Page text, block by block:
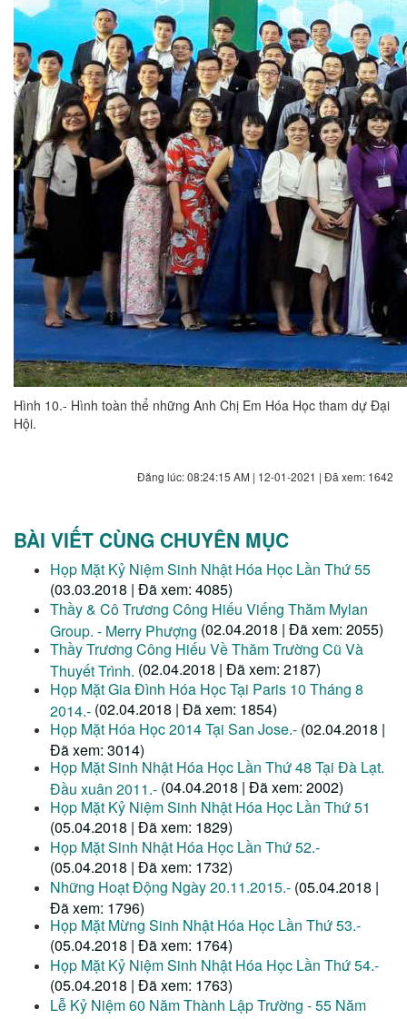
Hình 10.- Hình toàn thể những Anh Chị Em Hóa Học tham dự Đại
Hội.
Đăng lúc: 08:24:15 AM | 12-01-2021 | Đã xem: 1642
BÀI VIẾT CÙNG CHUYÊN MỤC
Họp Mặt Kỷ Niệm Sinh Nhật Hóa Học Lần Thứ 55
(03.03.2018 | Đã xem: 4085)
Thầy & Cô Trương Công Hiếu Viếng Thăm Mylan
Group. - Merry Phượng (02.04.2018 | Đã xem: 2055)
Thầy Trương Công Hiếu Về Thăm Trường Cũ Và
Thuyết Trình. (02.04.2018 | Đã xem: 2187)
Họp Mặt Gia Đình Hóa Học Tại Paris 10 Tháng 8
2014.- (02.04.2018 | Đã xem: 1854)
Họp Mặt Hóa Học 2014 Tại San Jose.- (02.04.2018 |
Đã xem: 3014)
Họp Mặt Sinh Nhật Hóa Học Lần Thứ 48 Tại Đà Lạt.
Đầu xuân 2011.- (04.04.2018 | Đã xem: 2002)
Họp Mặt Kỷ Niệm Sinh Nhật Hóa Học Lần Thứ 51
(05.04.2018 | Đã xem: 1829)
Họp Mặt Sinh Nhật Hóa Học Lần Thứ 52.-
(05.04.2018 | Đã xem: 1732)
Những Hoạt Động Ngày 20.11.2015.- (05.04.2018 |
Đã xem: 1796)
Họp Mặt Mừng Sinh Nhật Hóa Học Lần Thứ 53.-
(05.04.2018 | Đã xem: 1764)
Họp Mặt Kỷ Niệm Sinh Nhật Hóa Học Lần Thứ 54.-
(05.04.2018 | Đã xem: 1763)
Lễ Kỷ Niệm 60 Năm Thành Lập Trường - 55 Năm